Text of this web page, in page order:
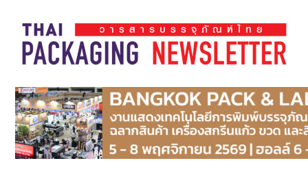
main
content
secondary
menu
primary
sidebar
footer
Thai
Pack
Magazine
Pack
Magazine